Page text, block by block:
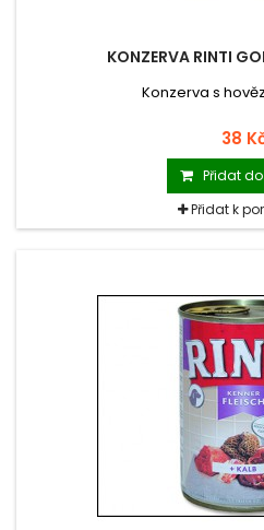
KONZERVA RINTI
Konzerva s
38
Přidat
Přidat k